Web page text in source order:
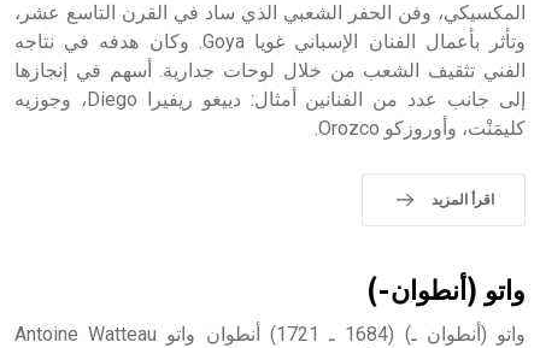
الملوك الذين حكموا مدينة إديسا (الرها) من أبجر الأول وحتى
التاسع، وهم ينتسبون إلى أسرة أوسروين
sign تكتب منفصلة غير متصلة، وتعتمد المبدأ الأكوروفوني،
المكسيكي، وفن الحفر الشعبي الذي ساد في القرن التاسع عشر،
وتأثر بأعمال الفنان الإسباني غويا Goya. وكان هدفه في نتاجه
الفني تثقيف الشعب من خلال لوحات جدارية. أسهم في إنجازها
إلى جانب عدد من الفنانين أمثال: دييغو ريفيرا Diego، وجوزيه
كليمَنْت، وأوروزكو Orozco.
اقرأ المزيد
واتو (أنطوان-)
واتو (أنطوان ـ) (1684 ـ 1721) أنطوان واتو Antoine Watteau